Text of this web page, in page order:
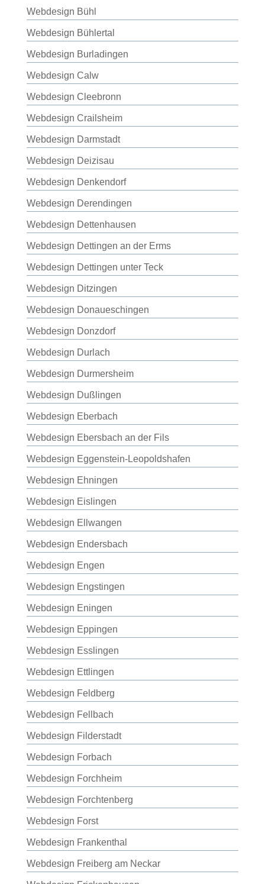
Webdesign Bühl
Webdesign Bühlertal
Webdesign Burladingen
Webdesign Calw
Webdesign Cleebronn
Webdesign Crailsheim
Webdesign Darmstadt
Webdesign Deizisau
Webdesign Denkendorf
Webdesign Derendingen
Webdesign Dettenhausen
Webdesign Dettingen an der Erms
Webdesign Dettingen unter Teck
Webdesign Ditzingen
Webdesign Donaueschingen
Webdesign Donzdorf
Webdesign Durlach
Webdesign Durmersheim
Webdesign Dußlingen
Webdesign Eberbach
Webdesign Ebersbach an der Fils
Webdesign Eggenstein-Leopoldshafen
Webdesign Ehningen
Webdesign Eislingen
Webdesign Ellwangen
Webdesign Endersbach
Webdesign Engen
Webdesign Engstingen
Webdesign Eningen
Webdesign Eppingen
Webdesign Esslingen
Webdesign Ettlingen
Webdesign Feldberg
Webdesign Fellbach
Webdesign Filderstadt
Webdesign Forbach
Webdesign Forchheim
Webdesign Forchtenberg
Webdesign Forst
Webdesign Frankenthal
Webdesign Freiberg am Neckar